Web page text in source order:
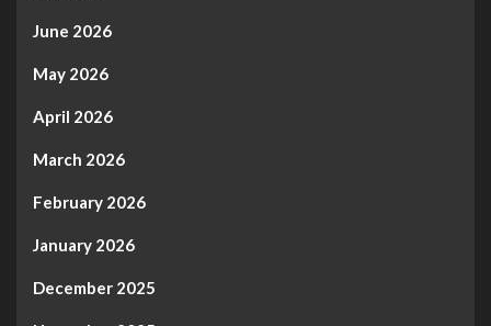
June 2026
May 2026
April 2026
March 2026
February 2026
January 2026
December 2025